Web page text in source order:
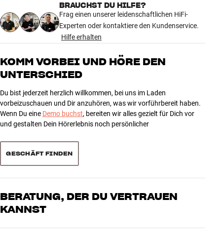
Dieses Bundle bietet dir eine flexible SOUNDBOKS-Lösung mit
Bluetooth, Akkubetrieb und zusätzlicher Spielzeit von Anfang an.
Eine naheliegende Wahl, wenn dein Lautsprecher oft mit nach
draußen genommen wird und du besser auf lange Tage und späte
Abende vorbereitet sein möchtest. Lies mehr über die einzelnen
Produkte auf unseren Produktseiten.
4.7
86 anzeigen
5
3 1
2
BRAUCHST DU HILFE?
Frag einen unserer leidenschaftlichen HiFi-
Experten oder kontaktiere den Kundenservice.
Hilfe erhalten
KOMM VORBEI UND HÖRE DEN
UNTERSCHIED
Du bist jederzeit herzlich willkommen, bei uns im Laden
vorbeizuschauen und Dir anzuhören, was wir vorführbereit haben.
Wenn Du eine Demo buchst, bereiten wir alles gezielt für Dich vor
und gestalten Dein Hörerlebnis noch persönlicher
GESCHÄFT FINDEN
BERATUNG, DER DU VERTRAUEN
KANNST
Unsere Mitarbeiter sind echte Enthusiasten, die unsere Produkte